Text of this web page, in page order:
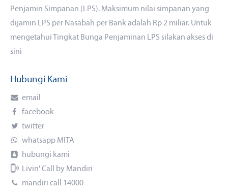
Penjamin Simpanan (LPS). Maksimum nilai simpanan yang
dijamin LPS per Nasabah per Bank adalah Rp 2 miliar. Untuk
mengetahui Tingkat Bunga Penjaminan LPS silakan aksesdi
sini
Hubungi Kami
email
facebook
twitter
whatsapp MITA
hubungi kami
Livin' Call by Mandiri
mandiri call 14000